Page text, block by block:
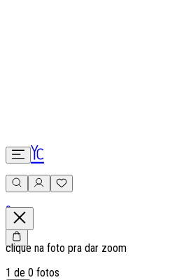
0
clique na foto pra dar zoom
1 de 0 fotos